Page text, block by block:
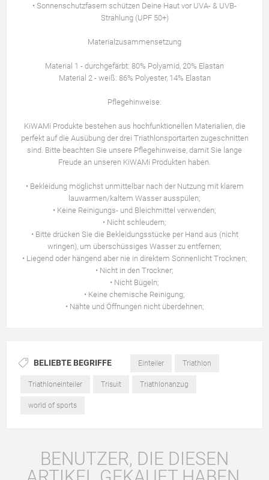
• Sonnenschutzfasern schützen Deine Haut vor UVA- & UVB-
Strahlung (UPF 50+)
Materialzusammensetzung
Material 1 - durchgefärbt: 80% Polyamid, 20% Elastan
Material 2 - weiß: 86% Polyester, 14% Elastan
Pflegehinweise:
KiWAMi Produkte bestehen aus hochfunktionellen Materialien, die
perfekt auf die Ausübung der drei Triathlonsportarten zugeschnitten
sind. Bitte beachten Sie unsere Pflegehinweise, damit Sie lange
Freude an unseren KiWAMi Produkten haben.
• Bekleidung möglichst unmittelbar nach der Nutzung mit klarem
lauwarmen/kaltem Wasser ausspülen;
• Keine Reinigungs- und Bleichmittel verwenden;
• Nicht schleudern;
• Bitte drücken Sie die Bekleidungsstücke per Hand aus (nicht
wringen), um überschüssiges Wasser zu entfernen;
• Liegend oder hängend aber nie in direktem Sonnenlicht Trocknen;
• Nicht in den Trockner;
• Nicht Bügeln;
• Keine chemische Reinigung;
• Nähte und Öffnungen nicht überdehnen;
BELIEBTE BEGRIFFE Einteiler Triathlon
Triathloneinteiler Trisuit Triathlonanzug
world of sports
BENUTZER, DIE DIESEN